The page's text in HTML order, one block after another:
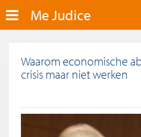
Me Judice
Waarom economische
crisis maar niet werken